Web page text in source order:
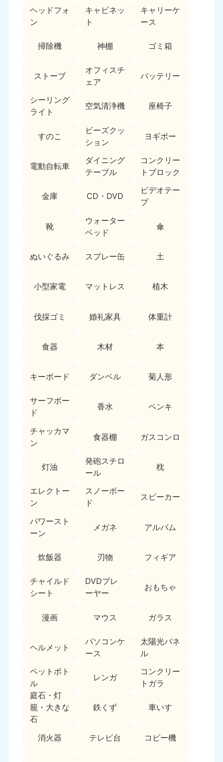
ヘッドフォ
ン
キャビネッ
ト
キャリーケ
ース
掃除機 神棚 ゴミ箱
ストーブ
オフィスチ
ェア
バッテリー
シーリング
ライト
空気清浄機 座椅子
すのこ
ビーズクッ
ション
ヨギボー
電動自転車
ダイニング
テーブル
コンクリー
トブロック
金庫 CD・DVD
ビデオテー
プ
靴
ウォーター
ベッド
傘
ぬいぐるみ スプレー缶 土
小型家電 マットレス 植木
伐採ゴミ 婚礼家具 体重計
食器 木材 本
キーボード ダンベル 菊人形
サーフボー
ド
香水 ペンキ
チャッカマ
ン
食器棚 ガスコンロ
灯油
発砲スチロ
ール
枕
エレクトー
ン
スノーボー
ド
スピーカー
パワースト
ーン
メガネ アルバム
炊飯器 刃物 フィギア
チャイルド
シート
DVDプレ
ーヤー
おもちゃ
漫画 マウス ガラス
ヘルメット
パソコンケ
ース
太陽光パネ
ル
ペットボト
ル
レンガ
コンクリー
トガラ
庭石・灯
籠・大きな
石
鉄くず 車いす
消火器 テレビ台 コピー機
福島県
050-1881-5271
東京都
050-1881-5265
9:00〜19:00 年中無休
神奈川県
050-1881-5268
9:00〜19:00 年中無休
050-1881-5266
9:00〜19:00 年中無休
栃木県
050-1881-5270
茨城県
050-1881-5269
9:00〜19:00 年中無休
050-1881-5267
9:00〜19:00 年中無休
050-1881-5255
9:00〜19:00 年中無休
050-1881-5259
9:00〜19:00 年中無休
静岡県 長野県
050-1881-5258
9:00〜19:00 年中無休
050-1881-5261
9:00〜19:00 年中無休
富山県
050-1881-5262
山梨県
050-1881-5263
9:00〜19:00 年中無休
近畿
050-1881-5250
9:00〜19:00 年中無休 9:00〜19:00 年中無休
奈良県
050-1881-5249
三重県
050-1881-5254
滋賀県
9:00〜19:00 年中無休 9:00〜19:00 年中無休
050-1881-5248
中国
岡山県
050-1881-5146
9:00〜19:00 年中無休
山口県
050-1880-9900